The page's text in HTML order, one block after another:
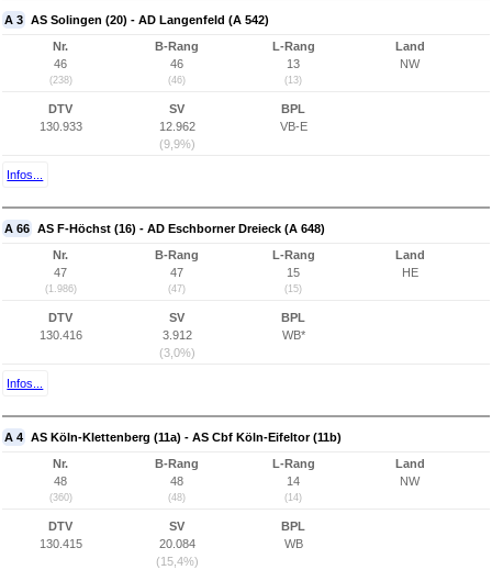
A 3 AS Solingen (20) - AD Langenfeld (A 542)
Nr.
46
(238)
B-Rang
46
(46)
L-Rang
13
(13)
Land
NW
DTV
130.933
SV
12.962
(9,9%)
BPL
VB-E
Infos...
A 66 AS F-Höchst (16) - AD Eschborner Dreieck (A 648)
Nr.
47
(1.986)
B-Rang
47
(47)
L-Rang
15
(15)
Land
HE
DTV
130.416
SV
3.912
(3,0%)
BPL
WB*
Infos...
A 4 AS Köln-Klettenberg (11a) - AS Cbf Köln-Eifeltor (11b)
Nr.
48
(360)
B-Rang
48
(48)
L-Rang
14
(14)
Land
NW
DTV
130.415
SV
20.084
(15,4%)
BPL
WB